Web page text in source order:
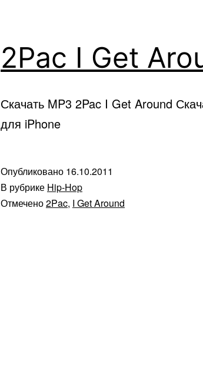
2Pac I Get
Скачать MP3 2Pac I Get Around
для iPhone
Опубликовано 16.10.2011
В рубрике Hip-Hop
Отмечено2Pac, I Get Around